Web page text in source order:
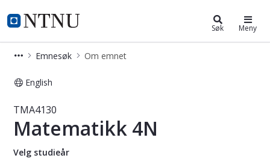
NTNU Hjemmeside
Studier Søk Meny
Emnesøk Om emnet
English
Emne - Matematikk 4N - TMA4130
TMA4130
Matematikk 4N
Velg studieår